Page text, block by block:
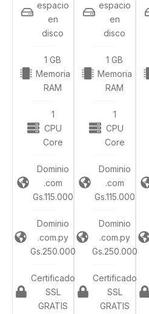
espacio
en
disco
1 GB
Memoria
RAM
1
CPU
Core
Dominio
.com
Gs.115.000
Dominio
.com.py
Gs.250.000
Certificado
SSL
GRATIS
espacio
en
disco
1 GB
Memoria
RAM
1
CPU
Core
Dominio
.com
Gs.115.000
Dominio
.com.py
Gs.250.000
Certificado
SSL
GRATIS